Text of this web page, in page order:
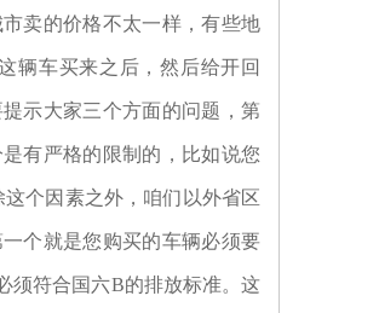
卖的价格不太一样，有些地
辆车买来之后，然后给开回
示大家三个方面的问题，第
有严格的限制的，比如说您
个因素之外，咱们以外省区
个就是您购买的车辆必须要
须符合国六B的排放标准。这